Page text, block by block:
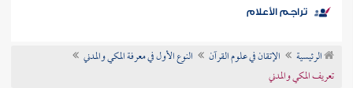
موضوعي
تراجم الأعلام
الرئيسية الإتقان في علوم القرآن
النوع الأول في معرفة المكي والمدني
تعريف المكي والمدني